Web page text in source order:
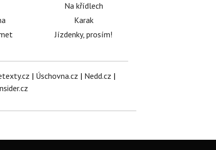
Na křídlech
Karak
Jízdenky, prosím!
| Úschovna.cz | Nedd.cz |